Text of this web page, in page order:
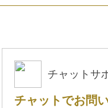
チャットサ
チャットでお問